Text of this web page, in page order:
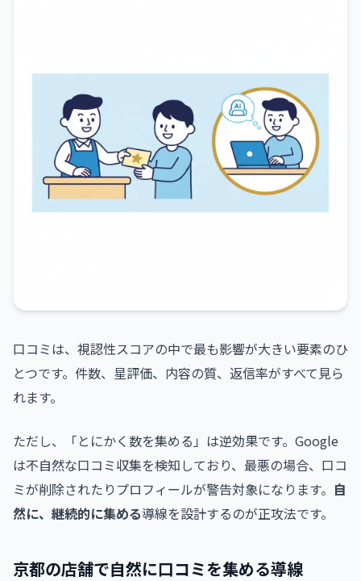
口コミは、視認性スコアの中で最も影響が大きい要素のひ
とつです。件数、星評価、内容の質、返信率がすべて見ら
れます。
ただし、「とにかく数を集める」は逆効果です。Google
は不自然な口コミ収集を検知しており、最悪の場合、口コ
ミが削除されたりプロフィールが警告対象になります。 自
然に、継続的に集める導線を設計するのが正攻法です。
京都の店舗で自然に口コミを集める導線